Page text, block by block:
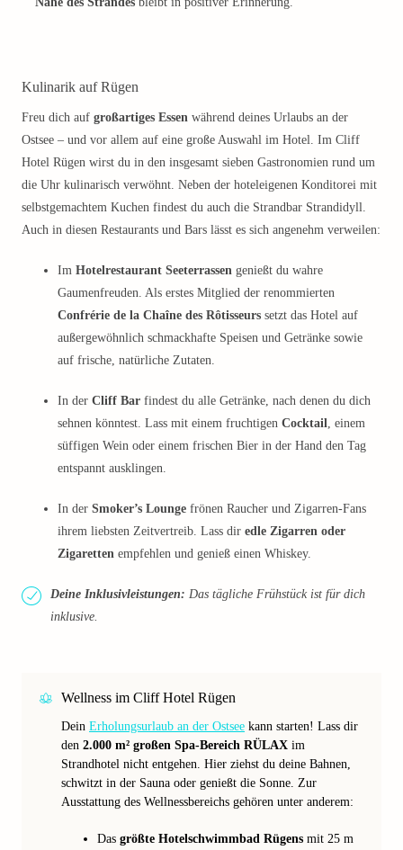
Kulinarik auf Rügen
Freu dich auf großartiges Essen während deines Urlaubs an der
Ostsee – und vor allem auf eine große Auswahl im Hotel. Im Cliff
Hotel Rügen wirst du in den insgesamt sieben Gastronomien rund um
die Uhr kulinarisch verwöhnt. Neben der hoteleigenen Konditorei mit
selbstgemachtem Kuchen findest du auch die Strandbar Strandidyll.
Auch in diesen Restaurants und Bars lässt es sich angenehm verweilen:
Im Hotelrestaurant Seeterrassen genießt du wahre
Gaumenfreuden. Als erstes Mitglied der renommierten
Confrérie de la Chaîne des Rôtisseurs setzt das Hotel auf
außergewöhnlich schmackhafte Speisen und Getränke sowie
auf frische, natürliche Zutaten.
In der Cliff Bar findest du alle Getränke, nach denen du dich
sehnen könntest. Lass mit einem fruchtigen Cocktail, einem
süffigen Wein oder einem frischen Bier in der Hand den Tag
entspannt ausklingen.
In der Smoker’s Lounge frönen Raucher und Zigarren-Fans
ihrem liebsten Zeitvertreib. Lass dir edle Zigarren oder
Zigaretten empfehlen und genieß einen Whiskey.
Deine Inklusivleistungen: Das tägliche Frühstück ist für dich
inklusive.
Wellness im Cliff Hotel Rügen
Dein Erholungsurlaub an der Ostsee kann starten! Lass dir
den 2.000 m² großen Spa-Bereich RÜLAX im
Strandhotel nicht entgehen. Hier ziehst du deine Bahnen,
schwitzt in der Sauna oder genießt die Sonne. Zur
Ausstattung des Wellnessbereichs gehören unter anderem:
Das größte Hotelschwimmbad Rügens mit 25 m